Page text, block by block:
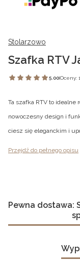
Stolarzowo
Szafka RTV
5.00(Oceny:
Ta szafka RTV to
nowoczesny design i
ciesz się eleganckim i
Przejdź do pełnego opisu
Pewna dostawa: